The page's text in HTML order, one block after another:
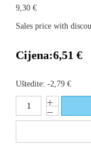
9,30 €
Sales price with
Cijena:6,51 €
Uštedite: -2,79 €